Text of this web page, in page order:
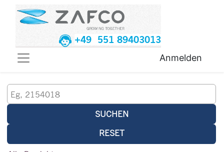
+49 551 89403013
Anmelden
SUCHEN
RESET